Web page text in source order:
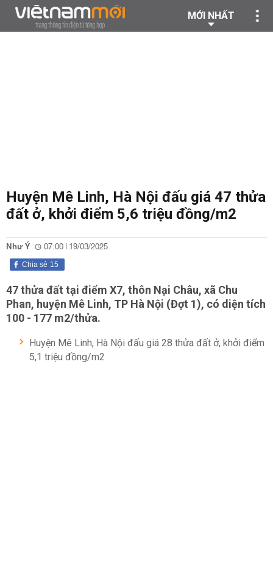
MỚI NHẤT
Huyện Mê Linh, Hà Nội đấu giá 47 thửa
đất ở, khởi điểm 5,6 triệu đồng/m2
Như Ý 07:00 | 19/03/2025
15
Chia sẻ
47 thửa đất tại điểm X7, thôn Nại Châu, xã Chu
Phan, huyện Mê Linh, TP Hà Nội (Đợt 1), có diện tích
100 - 177 m2/thửa.
Huyện Mê Linh, Hà Nội đấu giá 28 thửa đất ở, khởi điểm
5,1 triệu đồng/m2